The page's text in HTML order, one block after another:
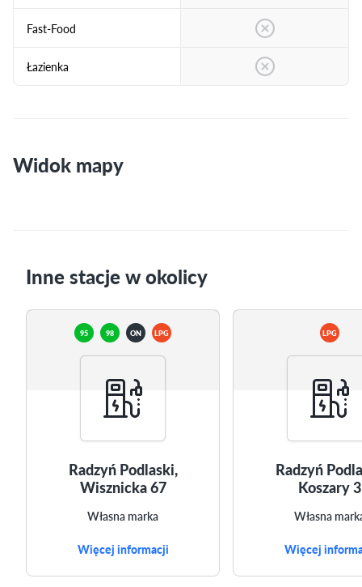
Fast-Food
Łazienka
Widok mapy
Inne stacje w okolicy
95 98 ON LPG
Radzyń Podlaski,
Wisznicka 67
Własna marka
Więcej informacji
LPG
Radzyń
Koszary 3
Własna
Więcej